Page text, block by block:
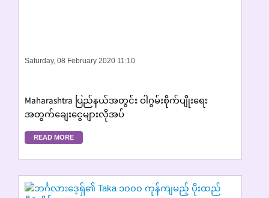
Saturday, 08 February 2020 11:10
Maharashtra ပြည်နယ်အတွင်း ဝါဂွမ်းစိုက်ပျိုးရေး
အတွက်ချေးငွေများလိုအပ်
READ MORE